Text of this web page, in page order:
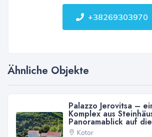
+38269303970
Ähnliche Objekte
Palazzo Jerovitsa –
Komplex aus
Panoramablick auf
Kotor